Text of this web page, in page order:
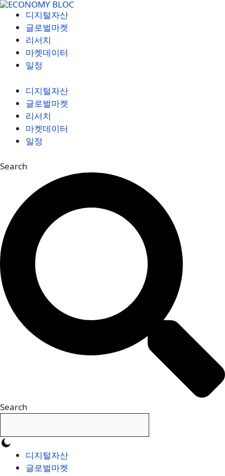
컨
디지털자산
글로벌마켓
리서치
마켓데이터
일정
디지털자산
글로벌마켓
리서치
마켓데이터
일정
Search
Search
디지털자산
글로벌마켓